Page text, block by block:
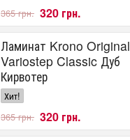
365 грн. 320 грн.
Ламинат Krono Original
Variostep Classic Дуб
Кирвотер
Хит!
365 грн. 320 грн.